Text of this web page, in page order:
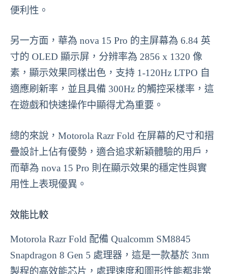
便利性。
另一方面，華為 nova 15 Pro 的主屏幕為 6.84 英
寸的 OLED 顯示屏，分辨率為 2856 x 1320 像
素，顯示效果同樣出色，支持 1-120Hz LTPO 自
適應刷新率，並且具備 300Hz 的觸控采樣率，這
在遊戲和快速操作中顯得尤為重要。
總的來說，Motorola Razr Fold 在屏幕的尺寸和摺
疊設計上佔有優勢，適合追求新穎體驗的用戶，
而華為 nova 15 Pro 則在顯示效果的穩定性與實
用性上表現優異。
效能比較
Motorola Razr Fold 配備 Qualcomm SM8845
Snapdragon 8 Gen 5 處理器，這是一款基於 3nm
製程的高效能芯片，處理速度和圖形性能都非常